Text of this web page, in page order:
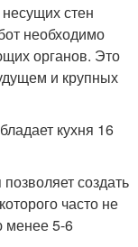
стен
необходимо
органов. Это
и крупных
кухня 16
создать
часто не
менее 5-6